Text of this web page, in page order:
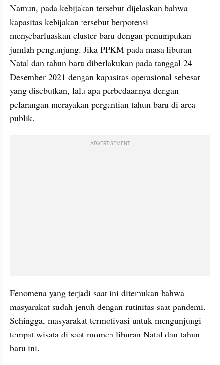
Namun, pada kebijakan tersebut dijelaskan bahwa
kapasitas kebijakan tersebut berpotensi
menyebarluaskan cluster baru dengan penumpukan
jumlah pengunjung. Jika PPKM pada masa liburan
Natal dan tahun baru diberlakukan pada tanggal 24
Desember 2021 dengan kapasitas operasional sebesar
yang disebutkan, lalu apa perbedaannya dengan
pelarangan merayakan pergantian tahun baru di area
publik.
ADVERTISEMENT
Fenomena yang terjadi saat ini ditemukan bahwa
masyarakat sudah jenuh dengan rutinitas saat pandemi.
Sehingga, masyarakat termotivasi untuk mengunjungi
tempat wisata di saat momen liburan Natal dan tahun
baru ini.